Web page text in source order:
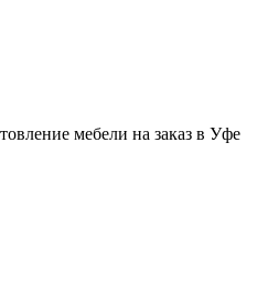
мебели на заказ в Уфе